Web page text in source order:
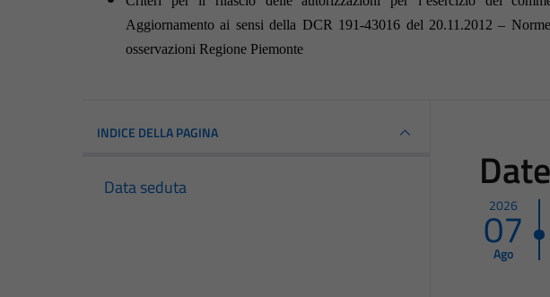
Aggiornamento ai sensi della DCR 191-43016 del 20.11.2012 –
osservazioni Regione Piemonte
INDICE DELLA PAGINA
Data seduta Date
2026
07
Ago